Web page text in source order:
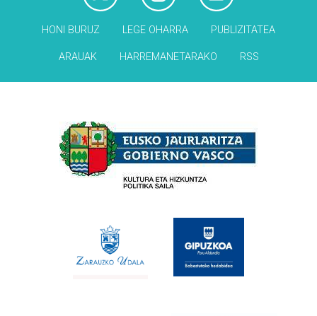
HONI BURUZ LEGE OHARRA PUBLIZITATEA
ARAUAK HARREMANETARAKO RSS